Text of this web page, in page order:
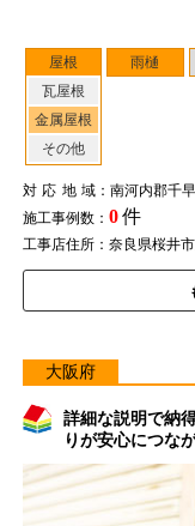
屋根
瓦屋根
金属屋根
その他
雨樋
対応地域：南河内郡千
施工事例数： 0件
工事店住所：奈良県桜井
大阪府
詳細な説明で納
りが安心につな